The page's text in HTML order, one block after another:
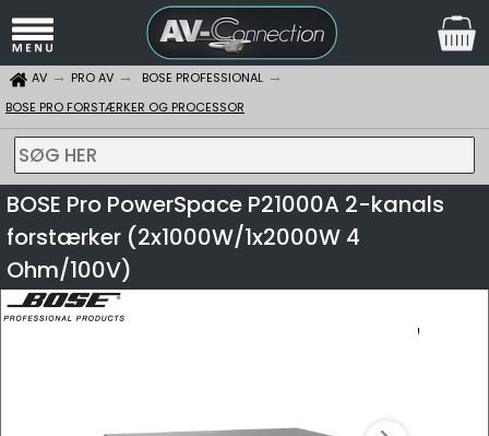
AV PRO AV
BOSE PROFESSIONAL
BOSE PRO FORSTÆRKER OG PROCESSOR
SØG HER
BOSE Pro PowerSpace P21000A 2-kanals
forstærker (2x1000W/1x2000W 4
Ohm/100V)